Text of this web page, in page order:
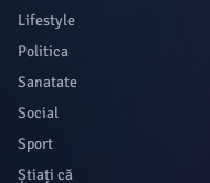
Lifestyle
Politica
Sanatate
Social
Sport
Știați că